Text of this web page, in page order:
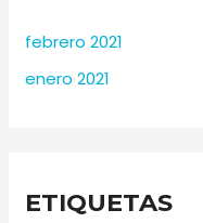
febrero 2021
enero 2021
ETIQUETAS